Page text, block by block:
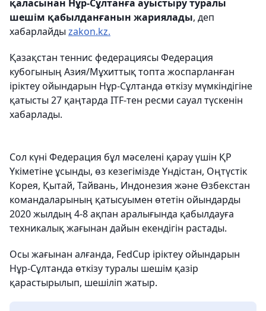
қаласынан Нұр-Сұлтанға ауыстыру туралы
шешім қабылданғанын жариялады, деп
хабарлайды zakon.kz.
Қазақстан теннис федерациясы Федерация
кубогының Азия/Мұхиттық топта жоспарланған
іріктеу ойындарын Нұр-Сұлтанда өткізу мүмкіндігіне
қатысты 27 қаңтарда ITF-тен ресми сауал түскенін
хабарлады.
Сол күні Федерация бұл мәселені қарау үшін ҚР
Үкіметіне ұсынды, өз кезегімізде Үндістан, Оңтүстік
Корея, Қытай, Тайвань, Индонезия және Өзбекстан
командаларының қатысуымен өтетін ойындарды
2020 жылдың 4-8 ақпан аралығында қабылдауға
техникалық жағынан дайын екендігін растады.
Осы жағынан алғанда, FedCup іріктеу ойындарын
Нұр-Сұлтанда өткізу туралы шешім қазір
қарастырылып, шешіліп жатыр.